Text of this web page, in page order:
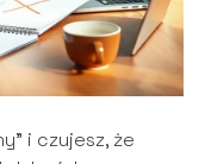
i czujesz, że